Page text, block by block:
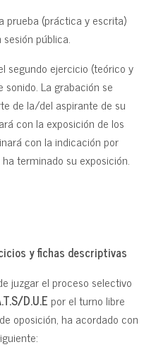
prueba (práctica y escrita)
pública.
segundo ejercicio (teórico y
La grabación se
de la/del aspirante de su
con la exposición de los
con la indicación por
terminado su exposición.
y fichas descriptivas
juzgar el proceso selectivo
D.U.E por el turno libre
oposición, ha acordado con